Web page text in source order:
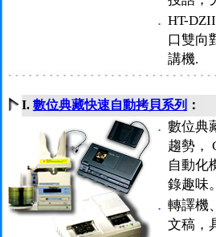
． HT-
口雙向
講機.
I. 數位典藏快速自動拷貝系列 ：
． 數位典
趨勢，
自動化
錄趣味。
． 轉譯機
文稿，